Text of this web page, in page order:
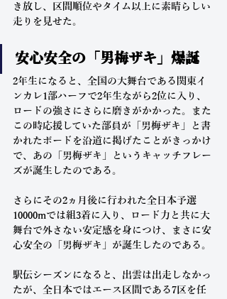
き放し、区間順位やタイム以上に素晴らしい
走りを見せた。
安心安全の「男梅ザキ」爆誕
2年生になると、全国の大舞台である関東イ
ンカレ1部ハーフで2年生ながら2位に入り、
ロードの強さにさらに磨きがかかった。また
この時応援していた部員が「男梅ザキ」と書
かれたボードを沿道に掲げたことがきっかけ
で、あの「男梅ザキ」というキャッチフレー
ズが誕生したのである。
さらにその2ヵ月後に行われた全日本予選
10000mでは組3着に入り、ロード力と共に大
舞台で外さない安定感を身につけ、まさに安
心安全の「男梅ザキ」が誕生したのである。
駅伝シーズンになると、出雲は出走しなかっ
たが、全日本ではエース区間である7区を任